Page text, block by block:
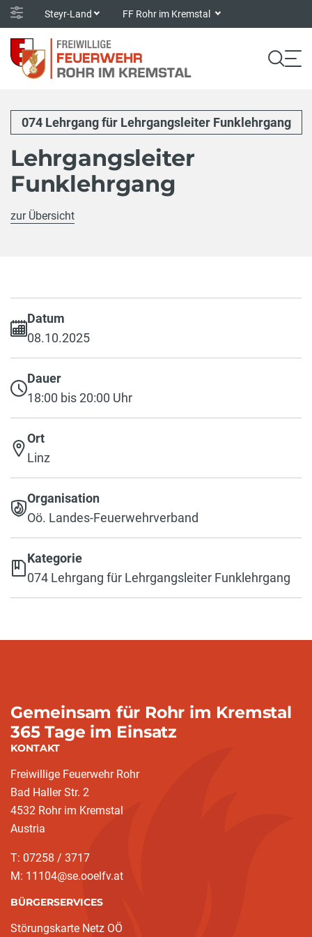
Steyr-Land FF Rohr im Kremstal
074 Lehrgang für Lehrgangsleiter Funklehrgang
Lehrgangsleiter
Funklehrgang
zur Übersicht
Datum
08.10.2025
Dauer
18:00 bis 20:00 Uhr
Ort
Linz
Organisation
Oö. Landes-Feuerwehrverband
Kategorie
074 Lehrgang für Lehrgangsleiter Funklehrgang
Gemeinsam für Rohr im Kremstal
365 Tage im Einsatz
KONTAKT
Freiwillige Feuerwehr Rohr
Bad Haller Str. 2
4532 Rohr im Kremstal
Austria
T: 07258 / 3717
M: 11104@se.ooelfv.at
BÜRGERSERVICES
Störungskarte Netz OÖ